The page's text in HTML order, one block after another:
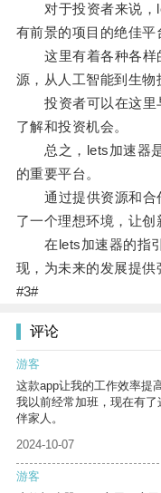
对于投资者来说，
有前景的项目的绝佳平
这里有着各种各样
源，从人工智能到生物
投资者可以在这里
了解和投资机会。
总之，lets加速器是
的重要平台。
通过提供资源和合
了一个理想环境，让创
在lets加速器的指引
现，为未来的发展提供
#3#
评论
游客
这款app让我的工作效率提
我以前经常加班，现在有
伴家人。
2024-10-07
游客